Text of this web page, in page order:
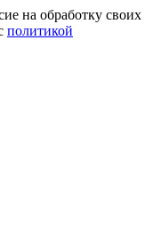
на обработку своих
политикой